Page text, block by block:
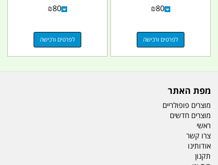
₪80
לפרטים ורכישה
₪80
לפרטים ורכישה
מפת האתר
מוצרים פופולריים
מוצרים חדשים
ראשי
צרו קשר
אודותינו
תקנון